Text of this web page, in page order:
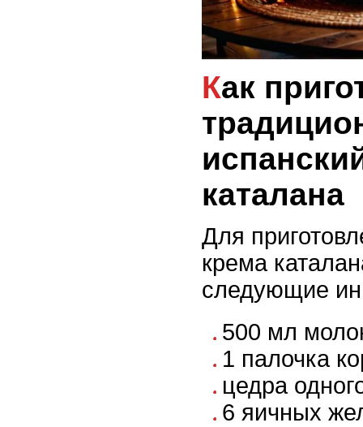
Как приготовить
каталана
Для
крема
следующие
500 мл
1 палочка
цедра
6 яичных